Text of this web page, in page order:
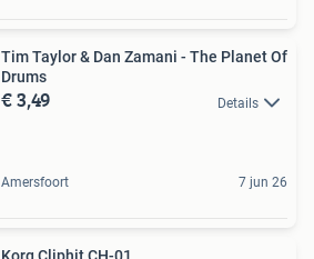
Tim Taylor & Dan Zamani - The Planet Of
Drums
€ 3,49 Details
Amersfoort 7 jun 26